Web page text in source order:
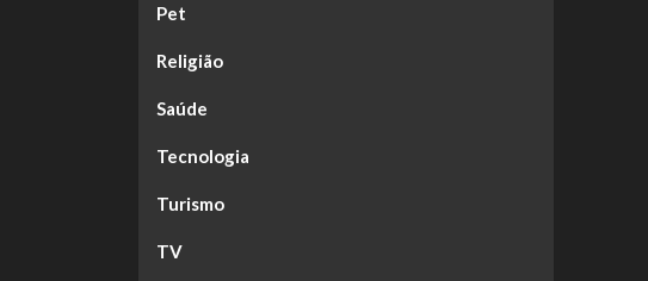
Pet
Religião
Saúde
Tecnologia
Turismo
TV